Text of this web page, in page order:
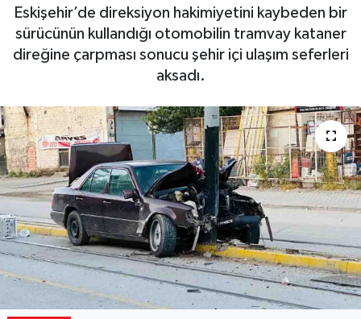
Eskişehir’de direksiyon hakimiyetini kaybeden bir
sürücünün kullandığı otomobilin tramvay kataner
direğine çarpması sonucu şehir içi ulaşım seferleri
aksadı.
Eğitim
Ekonomi
Yaşam
Resmi ilanlar
Tüm Manşetler
Son Dakika Haberleri